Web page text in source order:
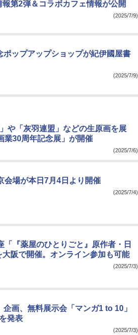
報第2弾＆コラボカフェ情報が公開
(2025/7/9)
ポップアップショップが紀伊國屋書
(2025/7/9)
や「灰羽連盟」などの生原画を展
業30周年記念展」が開催
(2025/7/6)
会場が本日7月4日より開催
(2025/7/4)
「『薬屋のひとりごと』原作者・日
阪で開催。オンライン参加も可能
(2025/7/3)
企画、無料展示会「マンガ1 to 10」
発表
(2025/7/3)